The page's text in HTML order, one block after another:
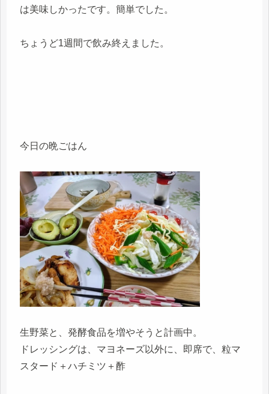
は美味しかったです。簡単でした。
ちょうど1週間で飲み終えました。
今日の晩ごはん
生野菜と、発酵食品を増やそうと計画中。
ドレッシングは、マヨネーズ以外に、即席で、粒マ
スタード＋ハチミツ＋酢